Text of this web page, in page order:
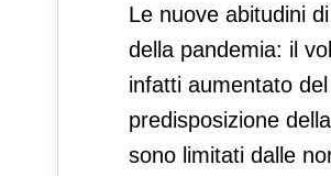
Le nuove abitudini
della pandemia: il
infatti aumentato
predisposizione
sono limitati dalle